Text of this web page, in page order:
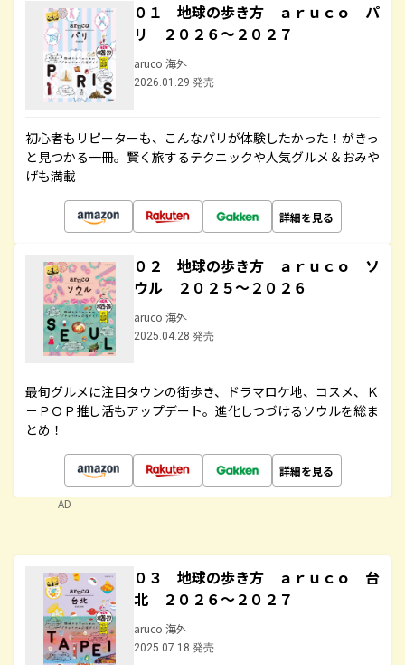
０１ 地球の歩き方 ａｒｕｃｏ パ
リ ２０２６～２０２７
aruco 海外
2026.01.29 発売
初心者もリピーターも、こんなパリが体験したかった！がきっ
と見つかる一冊。賢く旅するテクニックや人気グルメ＆おみや
げも満載
詳細を見る
０２ 地球の歩き方 ａｒｕｃｏ ソ
ウル ２０２５～２０２６
aruco 海外
2025.04.28 発売
最旬グルメに注目タウンの街歩き、ドラマロケ地、コスメ、Ｋ
－ＰＯＰ推し活もアップデート。進化しつづけるソウルを総ま
とめ！
詳細を見る
AD
０３ 地球の歩き方 ａｒｕｃｏ 台
北 ２０２６～２０２７
aruco 海外
2025.07.18 発売